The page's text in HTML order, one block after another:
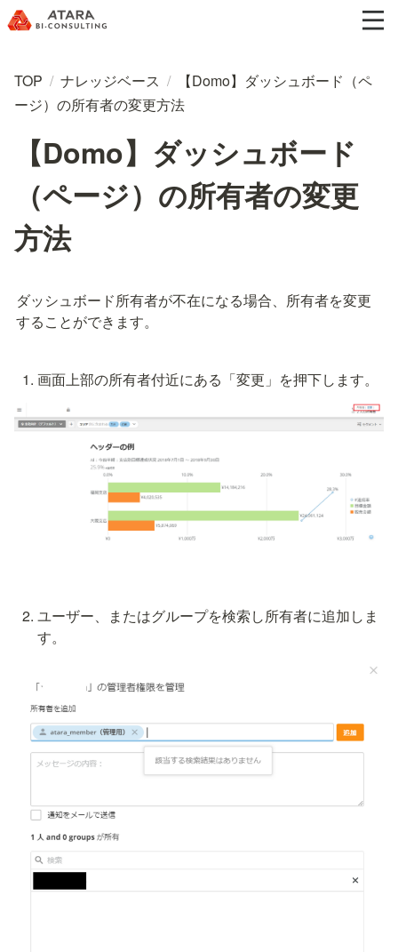
TOP / ナレッジベース /
【Domo】ダッシュボード（ペ
ージ）の所有者の変更方法
【Domo】ダッシュボード
（ページ）の所有者の変更
方法
ダッシュボード所有者が不在になる場合、所有者を変更
することができます。
画面上部の所有者付近にある「変更」を押下します。
ユーザー、またはグループを検索し所有者に追加しま
す。